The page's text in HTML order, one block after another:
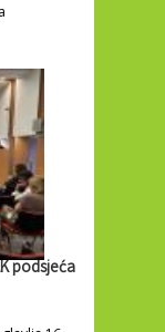
podsjeća